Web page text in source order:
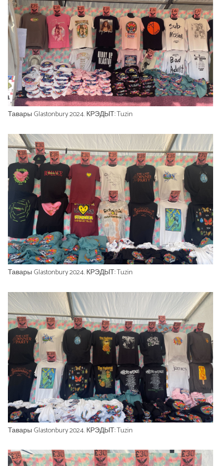
Тавары Glastonbury 2024. КРЭДЫТ: Tuzin
Тавары Glastonbury 2024. КРЭДЫТ: Tuzin
Тавары Glastonbury 2024. КРЭДЫТ: Tuzin